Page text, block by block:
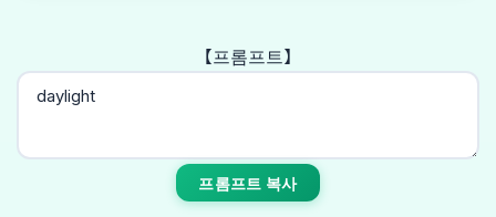
【프롬프트】
프롬프트 복사